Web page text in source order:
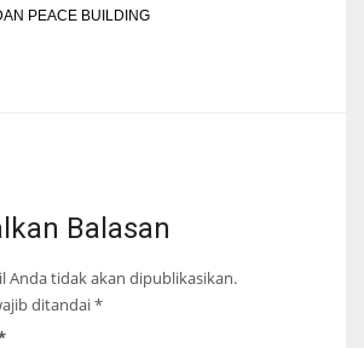
PEACE BUILDING
Balasan
Anda tidak akan dipublikasikan.
ditandai*